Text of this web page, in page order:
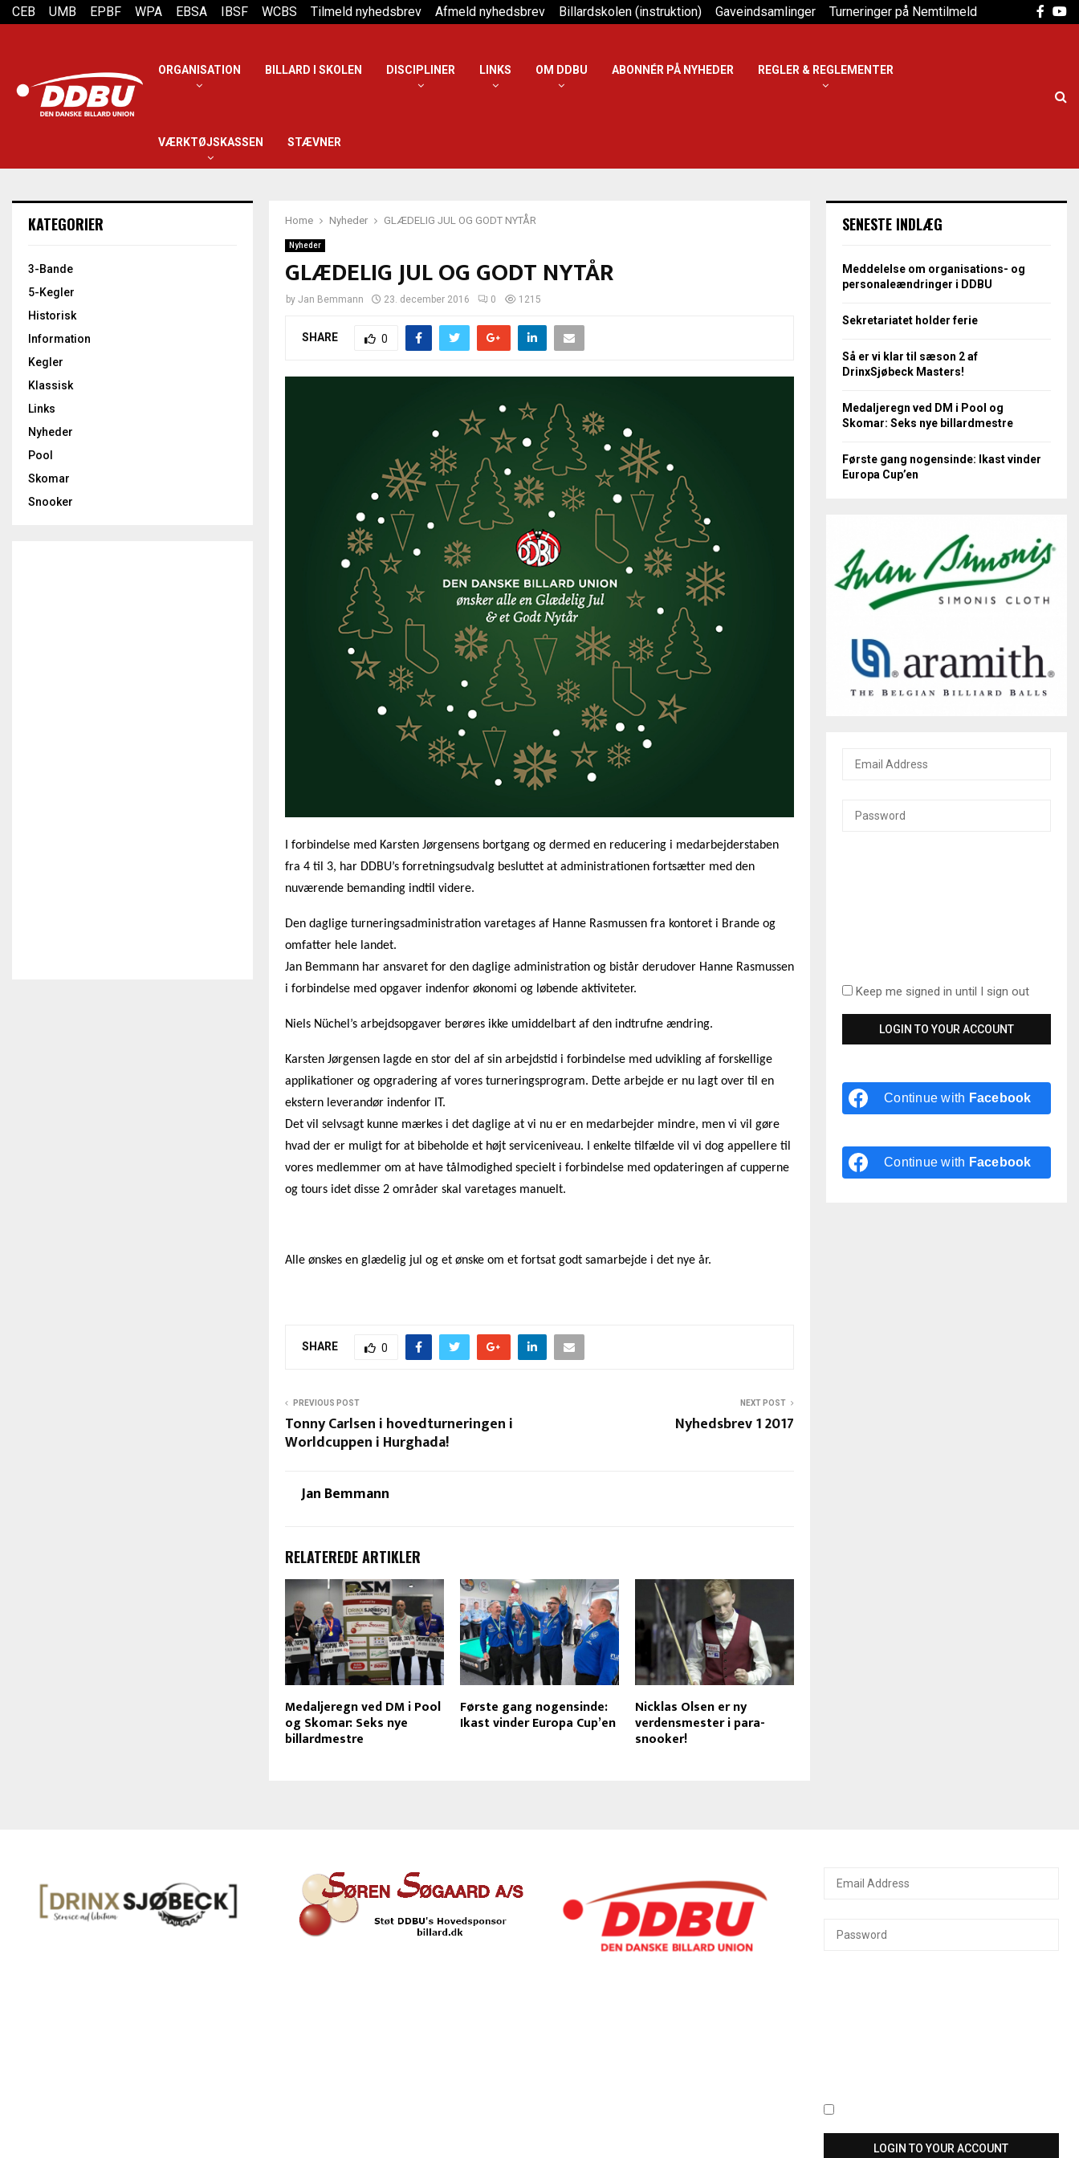
CEB UMB EPBF WPA EBSA IBSF WCBS Tilmeld nyhedsbrev Afmeld nyhedsbrev Billardskolen (instruktion) Gaveindsamlinger Turneringer på Nemtilmeld
ORGANISATION BILLARD I SKOLEN DISCIPLINER LINKS OM DDBU ABONNÉR PÅ NYHEDER REGLER & REGLEMENTER
VÆRKTØJSKASSEN STÆVNER
Home Nyheder GLÆDELIG JUL OG GODT NYTÅR
Nyheder
GLÆDELIG JUL OG GODT NYTÅR
by Jan Bemmann 23. december 2016 0 1215
SHARE 0
I forbindelse med Karsten Jørgensens bortgang og dermed en reducering i medarbejderstaben
fra 4 til 3, har DDBU’s forretningsudvalg besluttet at administrationen fortsætter med den
nuværende bemanding indtil videre.
Den daglige turneringsadministration varetages af Hanne Rasmussen fra kontoret i Brande og
omfatter hele landet.
Jan Bemmann har ansvaret for den daglige administration og bistår derudover Hanne Rasmussen
i forbindelse med opgaver indenfor økonomi og løbende aktiviteter.
Niels Nüchel’s arbejdsopgaver berøres ikke umiddelbart af den indtrufne ændring.
Karsten Jørgensen lagde en stor del af sin arbejdstid i forbindelse med udvikling af forskellige
applikationer og opgradering af vores turneringsprogram. Dette arbejde er nu lagt over til en
ekstern leverandør indenfor IT.
Det vil selvsagt kunne mærkes i det daglige at vi nu er en medarbejder mindre, men vi vil gøre
hvad der er muligt for at bibeholde et højt serviceniveau. I enkelte tilfælde vil vi dog appellere til
vores medlemmer om at have tålmodighed specielt i forbindelse med opdateringen af cupperne
og tours idet disse 2 områder skal varetages manuelt.
Alle ønskes en glædelig jul og et ønske om et fortsat godt samarbejde i det nye år.
SHARE 0
PREVIOUS POST
Tonny Carlsen i hovedturneringen i
Worldcuppen i Hurghada!
NEXT POST
Nyhedsbrev 1 2017
Jan Bemmann
RELATEREDE ARTIKLER
Medaljeregn ved DM i Pool
og Skomar: Seks nye
billardmestre
Første gang nogensinde:
Ikast vinder Europa Cup’en
Nicklas Olsen er ny
verdensmester i para-
snooker!
KATEGORIER
3-Bande
5-Kegler
Historisk
Information
Kegler
Klassisk
Links
Nyheder
Pool
Skomar
Snooker
SENESTE INDLÆG
Meddelelse om organisations- og
personaleændringer i DDBU
Sekretariatet holder ferie
Så er vi klar til sæson 2 af
DrinxSjøbeck Masters!
Medaljeregn ved DM i Pool og
Skomar: Seks nye billardmestre
Første gang nogensinde: Ikast vinder
Europa Cup’en
Keep me signed in until I sign out
Continue with Facebook
Continue with Facebook
Keep me signed in until I sign out